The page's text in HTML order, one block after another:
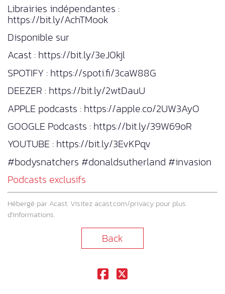
Librairies indépendantes :
https://bit.ly/AchTMook
Disponible sur
Acast : https://bit.ly/3eJ0kjl
SPOTIFY : https://spoti.fi/3caW88G
DEEZER : https://bit.ly/2wtDauU
APPLE podcasts : https://apple.co/2UW3AyO
GOOGLE Podcasts : https://bit.ly/39W69oR
YOUTUBE : https://bit.ly/3EvKPqv
#bodysnatchers #donaldsutherland #invasion
Podcasts exclusifs
Hébergé par Acast. Visitez acast.com/privacy pour plus
d’informations.
Back